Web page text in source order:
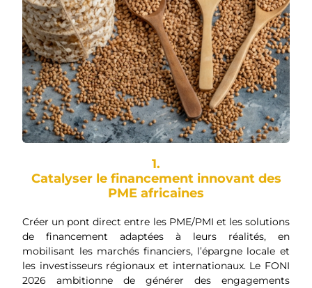
1.
Catalyser le financement innovant des
PME africaines
Créer un pont direct entre les PME/PMI et les solutions
de financement adaptées à leurs réalités, en
mobilisant les marchés financiers, l’épargne locale et
les investisseurs régionaux et internationaux. Le FONI
2026 ambitionne de générer des engagements